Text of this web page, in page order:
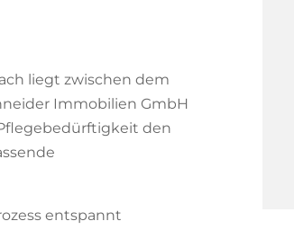
liegt zwischen dem
Immobilien GmbH
den
entspannt